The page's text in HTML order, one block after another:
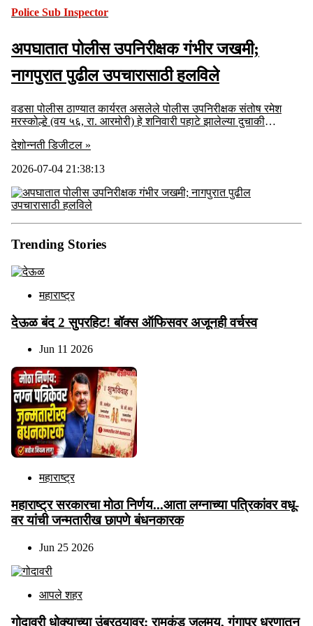
Police Sub Inspector
अपघातात पोलीस उपनिरीक्षक गंभीर जखमी;
नागपुरात पुढील उपचारासाठी हलविले
वडसा पोलीस ठाण्यात कार्यरत असलेले पोलीस उपनिरीक्षक संतोष रमेश
मरस्कोल्हे (वय ५६, रा. आरमोरी) हे शनिवारी पहाटे झालेल्या दुचाकी
देशोन्नती डिजीटल »
2026-07-04 21:38:13
Trending Stories
महाराष्ट्र
देऊळ बंद 2 सुपरहिट! बॉक्स ऑफिसवर अजूनही वर्चस्व
Jun 11 2026
महाराष्ट्र
महाराष्ट्र सरकारचा मोठा निर्णय...आता लग्नाच्या पत्रिकांवर वधू-
वर यांची जन्मतारीख छापणे बंधनकारक
Jun 25 2026
आपले शहर
गोदावरी धोक्याच्या उंबरठ्यावर; रामकुंड जलमय, गंगापूर धरणातून